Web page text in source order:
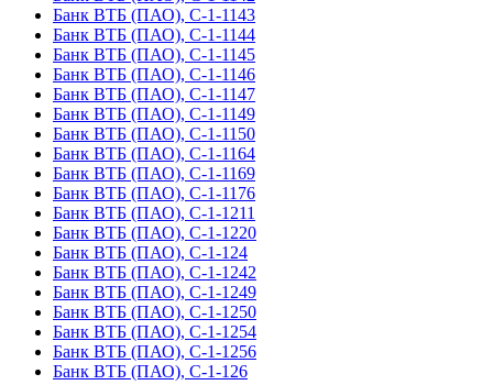
Банк ВТБ (ПАО), С-1-1143
Банк ВТБ (ПАО), С-1-1144
Банк ВТБ (ПАО), С-1-1145
Банк ВТБ (ПАО), С-1-1146
Банк ВТБ (ПАО), С-1-1147
Банк ВТБ (ПАО), С-1-1149
Банк ВТБ (ПАО), С-1-1150
Банк ВТБ (ПАО), С-1-1164
Банк ВТБ (ПАО), С-1-1169
Банк ВТБ (ПАО), С-1-1176
Банк ВТБ (ПАО), С-1-1211
Банк ВТБ (ПАО), С-1-1220
Банк ВТБ (ПАО), С-1-124
Банк ВТБ (ПАО), С-1-1242
Банк ВТБ (ПАО), С-1-1249
Банк ВТБ (ПАО), С-1-1250
Банк ВТБ (ПАО), С-1-1254
Банк ВТБ (ПАО), С-1-1256
Банк ВТБ (ПАО), С-1-126